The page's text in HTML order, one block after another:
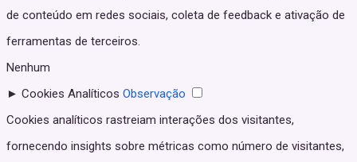
de conteúdo em redes sociais, coleta de feedback e ativação de
ferramentas de terceiros.
Nenhum
► Cookies Analíticos Observação
Cookies analíticos rastreiam interações dos visitantes,
fornecendo insights sobre métricas como número de visitantes,